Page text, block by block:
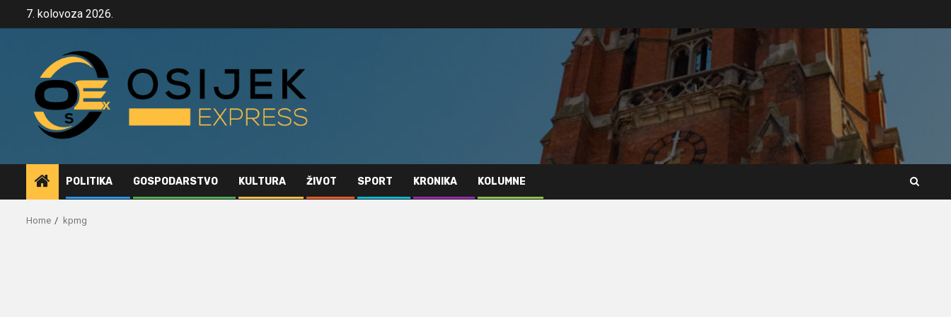
7. kolovoza 2026.
POLITIKA GOSPODARSTVO KULTURA ŽIVOT SPORT KRONIKA KOLUMNE
Home kpmg